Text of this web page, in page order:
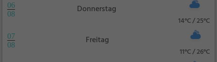
06
08
Donnerstag
14°C / 25°C
07
08
Freitag
11°C / 26°C